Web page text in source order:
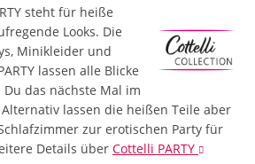
steht für heiße
Looks. Die
Minikleider und
lassen alle Blicke
das nächste Mal im
lassen die heißen Teile aber
zur erotischen Party für
Details über Cottelli PARTY